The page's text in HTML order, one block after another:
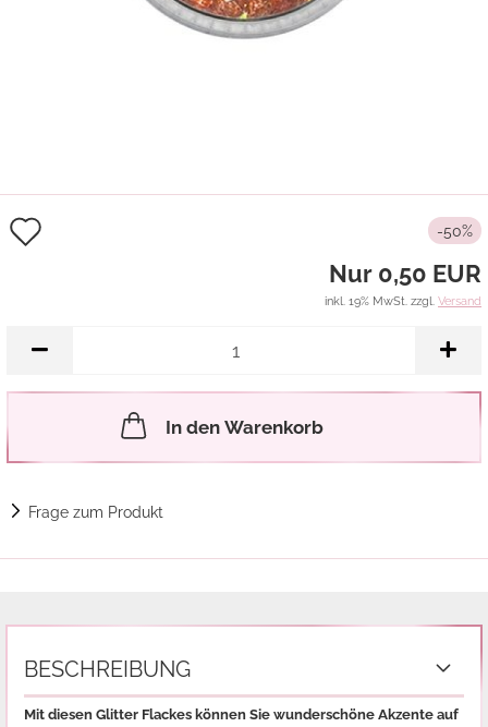
-50%
Nur 0,50 EUR
inkl. 19% MwSt. zzgl. Versand
In den Warenkorb
Frage zum Produkt
BESCHREIBUNG
Mit diesen Glitter Flackes können Sie wunderschöne Akzente auf